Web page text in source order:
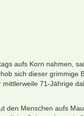
aufs Korn nahmen,
sich dieser
71-Jährig­e
Menschen aufs